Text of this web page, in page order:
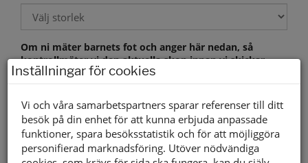
Om ni mäter barnets fot och anger här nedan, så
kontrollmäter vi den aktuella skon innan vi skickar
den.
Inställningar för cookies
Vi och våra samarbetspartners sparar referenser till ditt
besök på din enhet för att kunna erbjuda anpassade
funktioner, spara besöksstatistik och för att möjliggöra
personifierad marknadsföring. Utöver nödvändiga